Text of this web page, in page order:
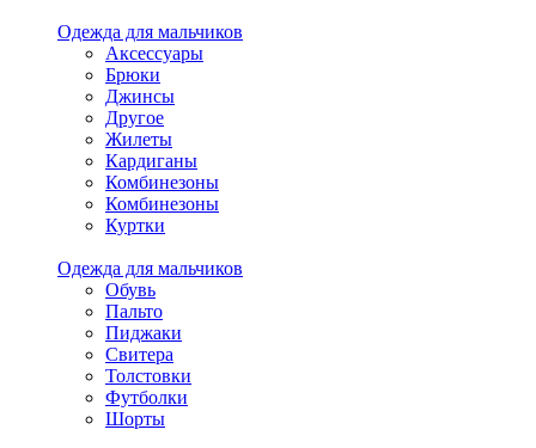
Одежда для мальчиков
Аксессуары
Брюки
Джинсы
Другое
Жилеты
Кардиганы
Комбинезоны
Комбинезоны
Куртки
Одежда для мальчиков
Обувь
Пальто
Пиджаки
Свитера
Толстовки
Футболки
Шорты